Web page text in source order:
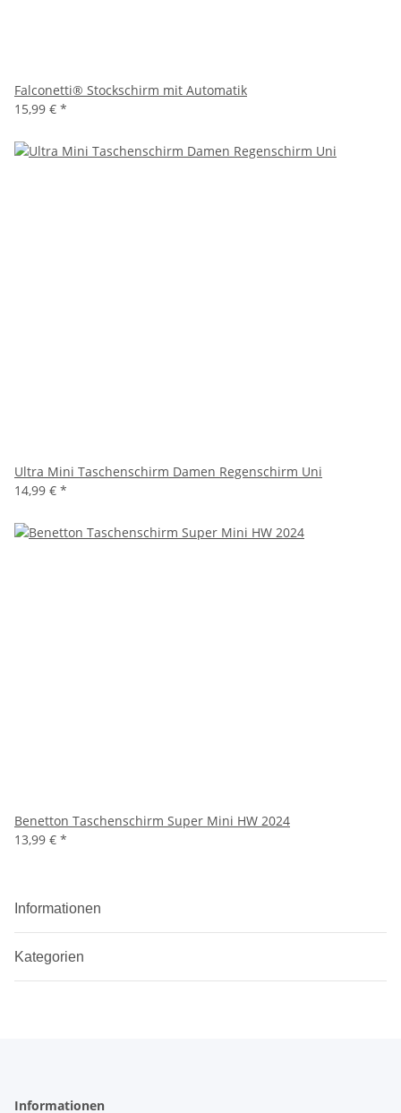
Falconetti® Stockschirm mit Automatik
15,99 € *
Ultra Mini Taschenschirm Damen Regenschirm Uni
14,99 € *
Benetton Taschenschirm Super Mini HW 2024
13,99 € *
Informationen
Kategorien
Informationen